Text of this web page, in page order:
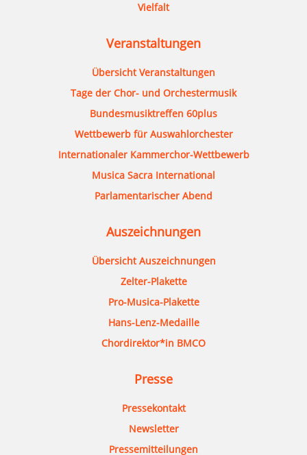
Vielfalt
Veranstaltungen
Übersicht Veranstaltungen
Tage der Chor- und Orchestermusik
Bundesmusiktreffen 60plus
Wettbewerb für Auswahlorchester
Internationaler Kammerchor-Wettbewerb
Musica Sacra International
Parlamentarischer Abend
Auszeichnungen
Übersicht Auszeichnungen
Zelter-Plakette
Pro-Musica-Plakette
Hans-Lenz-Medaille
Chordirektor*in BMCO
Presse
Pressekontakt
Newsletter
Pressemitteilungen